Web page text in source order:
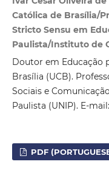
Católica de Brasília/
Stricto Sensu em
Paulista/Instituto de
Doutor em Educação
Brasília (UCB).
Sociais e
Paulista (UNIP). E-mail:
PDF